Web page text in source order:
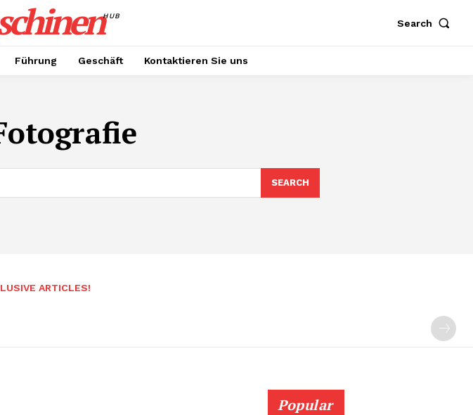
HUB
Search
Führung Geschäft Kontaktieren Sie uns
SEARCH
ARTICLES!
Popular